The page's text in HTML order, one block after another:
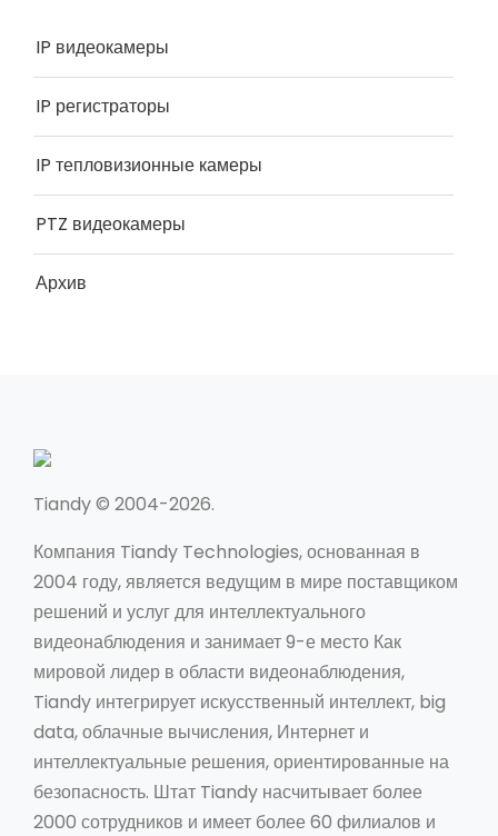
IP видеокамеры
IP регистраторы
IP тепловизионные камеры
PTZ видеокамеры
Архив
Tiandy © 2004-2026.
Компания Tiandy Technologies, основанная в
2004 году, является ведущим в мире поставщиком
решений и услуг для интеллектуального
видеонаблюдения и занимает 9-е место Как
мировой лидер в области видеонаблюдения,
Tiandy интегрирует искусственный интеллект, big
data, облачные вычисления, Интернет и
интеллектуальные решения, ориентированные на
безопасность. Штат Tiandy насчитывает более
2000 сотрудников и имеет более 60 филиалов и